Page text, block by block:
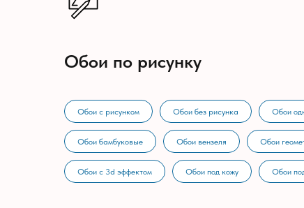
Обои по рисунку
Обои с рисунком Обои без рисунка Обои
Обои бамбуковые Обои вензеля Обои
Обои с 3d эффектом Обои под кожу Обои